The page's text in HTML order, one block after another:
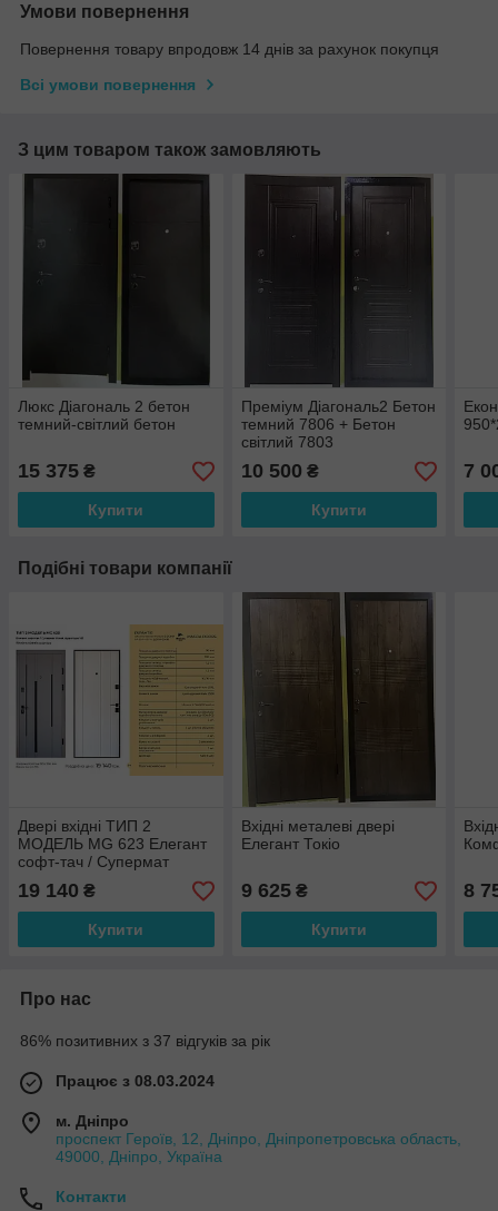
Умови повернення
Повернення товару впродовж 14 днів за рахунок покупця
Всі умови повернення
З цим товаром також замовляють
Люкс Діагональ 2 бетон
темний-світлий бетон
15 375 ₴
Купити
Преміум Діагональ2 Бетон
темний 7806 + Бетон
світлий 7803
10 500 ₴
Купити
7
Подібні товари компанії
Двері вхідні ТИП 2
МОДЕЛЬ MG 623 Елегант
софт-тач / Супермат
квартира
19 140 ₴
Купити
Вхідні металеві двері
Елегант Токіо
9 625₴
Купити
8
Про нас
86% позитивних з 37 відгуків за рік
Працює з 08.03.2024
м. Дніпро
проспект Героїв, 12, Дніпро, Дніпропетровська область,
49000, Дніпро, Україна
Контакти